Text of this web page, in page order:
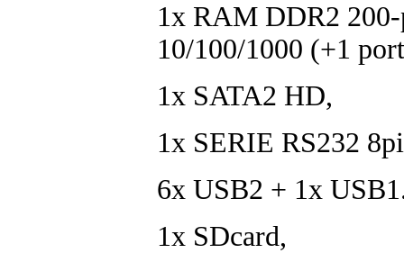
1x RAM DDR2
10/100/1000 (+1
1x SATA2 HD,
1x SERIE RS232
6x USB2 + 1x
1x SDcard,